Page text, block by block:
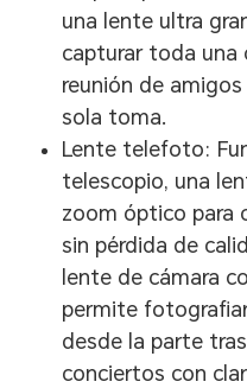
una lente ultra
capturar toda una
reunión de
sola toma.
Lente telefoto:
telescopio, una
zoom óptico para
sin pérdida de
lente de cámara
permite
desde la parte
conciertos con